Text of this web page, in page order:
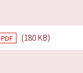
PDF (180 KB)